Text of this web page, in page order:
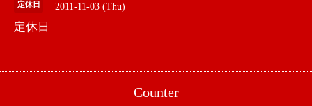
定休日 2011-11-03 (Thu)
定休日
Counter